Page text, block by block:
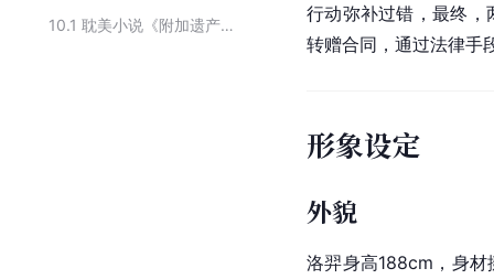
10.1
耽美小说《附加遗产》中的主要人物角色
行动弥补过错，最终，
转赠合同，通过法律手
形象设定
外貌
洛羿身高188cm，身材